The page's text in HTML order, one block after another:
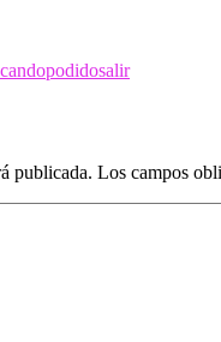
podidosalir
publicada. Los campos